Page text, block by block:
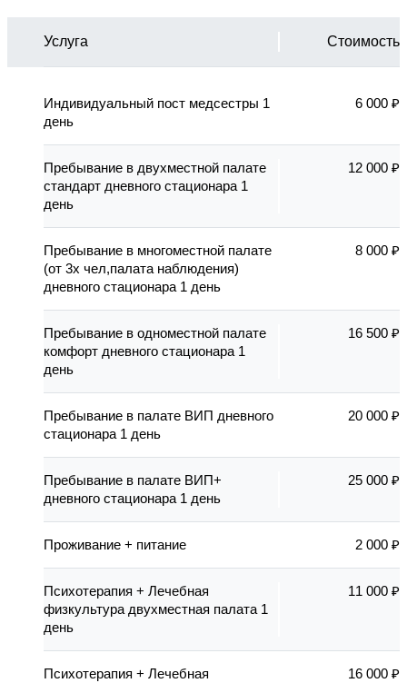
Услуга Стоимость
Индивидуальный пост медсестры 1
день
6 000 ₽
Пребывание в двухместной палате
стандарт дневного стационара 1
день
12 000 ₽
Пребывание в многоместной палате
(от 3х чел,палата наблюдения)
дневного стационара 1 день
8 000 ₽
Пребывание в одноместной палате
комфорт дневного стационара 1
день
16 500 ₽
Пребывание в палате ВИП дневного
стационара 1 день
20 000 ₽
Пребывание в палате ВИП+
дневного стационара 1 день
25 000 ₽
Проживание + питание 2 000 ₽
Психотерапия + Лечебная
физкультура двухместная палата 1
день
11 000 ₽
Психотерапия + Лечебная
16 000 ₽